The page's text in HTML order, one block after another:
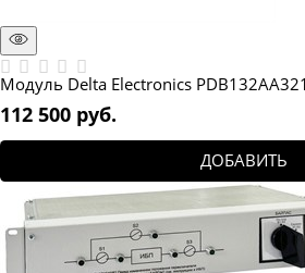
Модуль Delta Electronics
112 500 руб.
ДОБАВИТЬ